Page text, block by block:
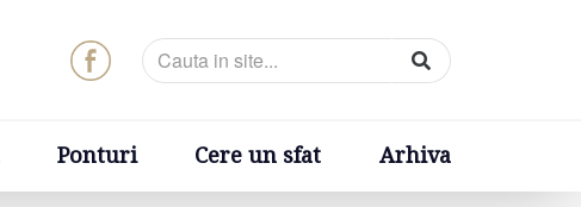
Ponturi Cere un sfat Arhiva